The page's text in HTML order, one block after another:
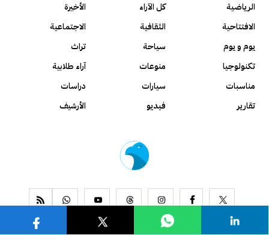
الرياضية
كل الآراء
الأخيرة
الافتتاحية
الثقافية
الاجتماعية
يوم و يوم
سياحة
تراث
تكنولوجيا
منوعات
آراء طلابية
مناسبات
سيارات
دراسات
تقارير
فيديو الأرشيف